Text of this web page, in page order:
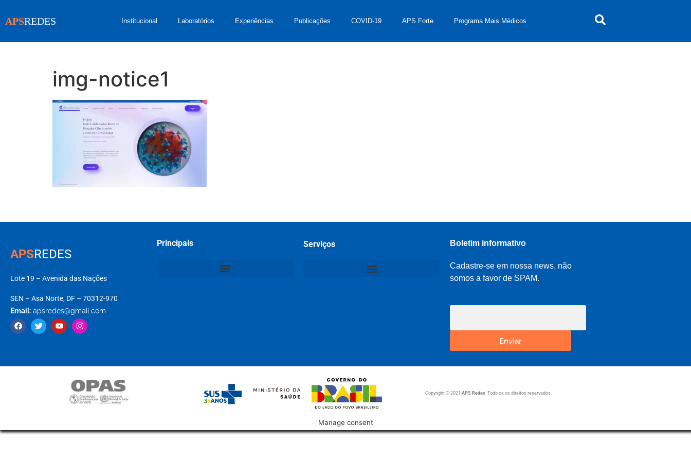
APSREDES Institucional Laboratórios Experiências Publicações COVID-19 APS Forte Programa Mais Médicos
img-notice1
APSREDES
Lote 19 – Avenida das Nações
SEN – Asa Norte, DF – 70312-970
Email: apsredes@gmail.com
Principais Serviços Boletim informativo
Cadastre-se em nossa news, não
somos a favor de SPAM.
Enviar
Copyright © 2021 APS Redes. Todo os os direitos reservados.
Manage consent